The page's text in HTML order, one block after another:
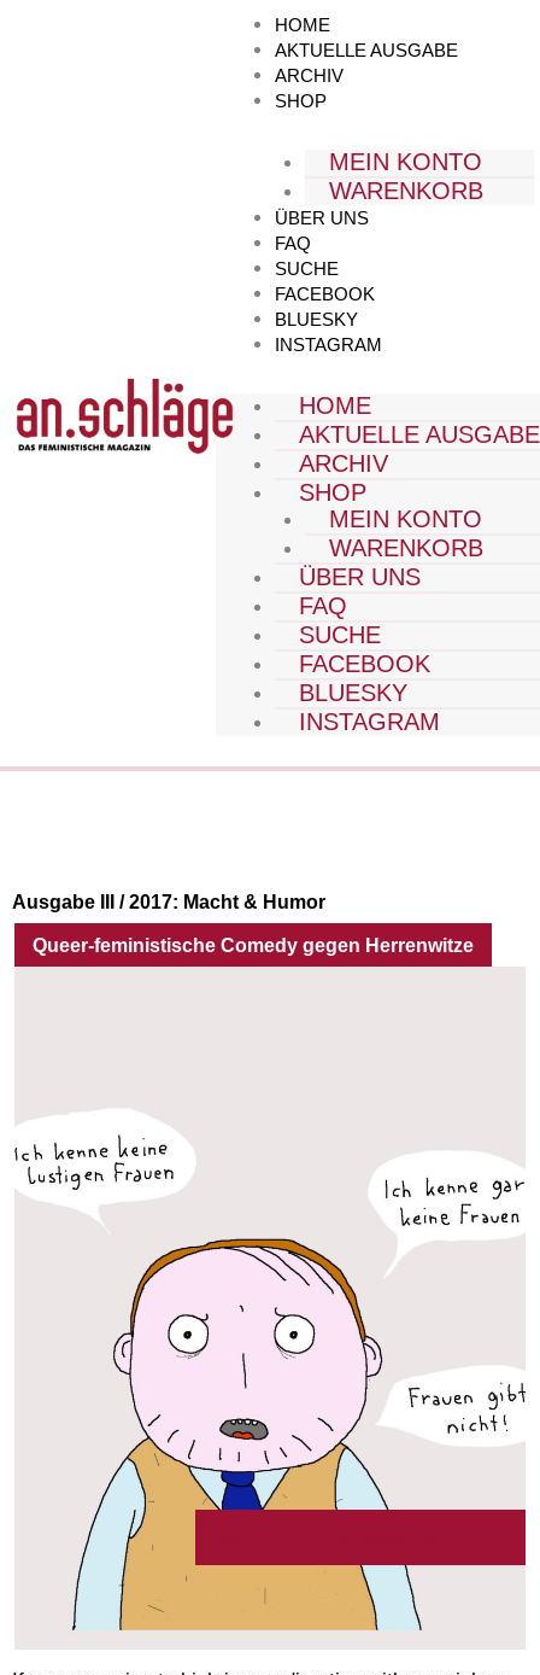
HOME
AKTUELLE AUSGABE
ARCHIV
SHOP
MEIN KONTO
WARENKORB
ÜBER UNS
FAQ
SUCHE
FACEBOOK
BLUESKY
INSTAGRAM
HOME
AKTUELLE AUSGABE
ARCHIV
SHOP
MEIN KONTO
WARENKORB
ÜBER UNS
FAQ
SUCHE
FACEBOOK
BLUESKY
INSTAGRAM
Ausgabe III / 2017: Macht & Humor
Queer-feministische Comedy gegen Herrenwitze